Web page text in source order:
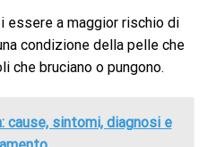
a maggior rischio di
condizione della pelle che
che bruciano o pungono.
cause, sintomi, diagnosi e